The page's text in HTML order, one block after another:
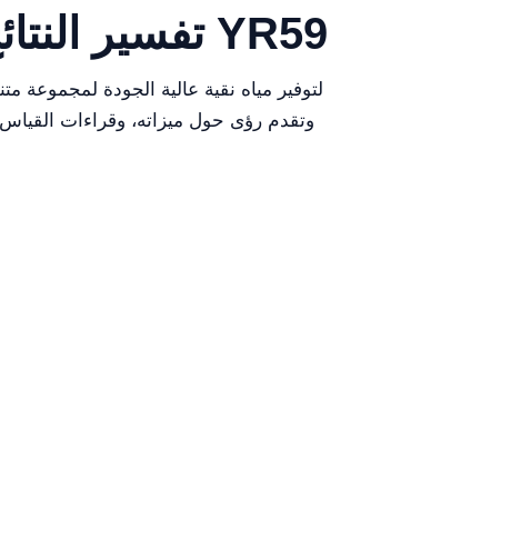
تفسير النتائج وقراءة القياسات باستخدام نظام تنقية المياه YR59